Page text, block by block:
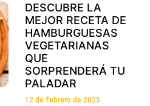
DESCUBRE LA
MEJOR RECETA DE
HAMBURGUESAS
VEGETARIANAS
QUE
SORPRENDERÁ TU
PALADAR
12 de febrero de 2025